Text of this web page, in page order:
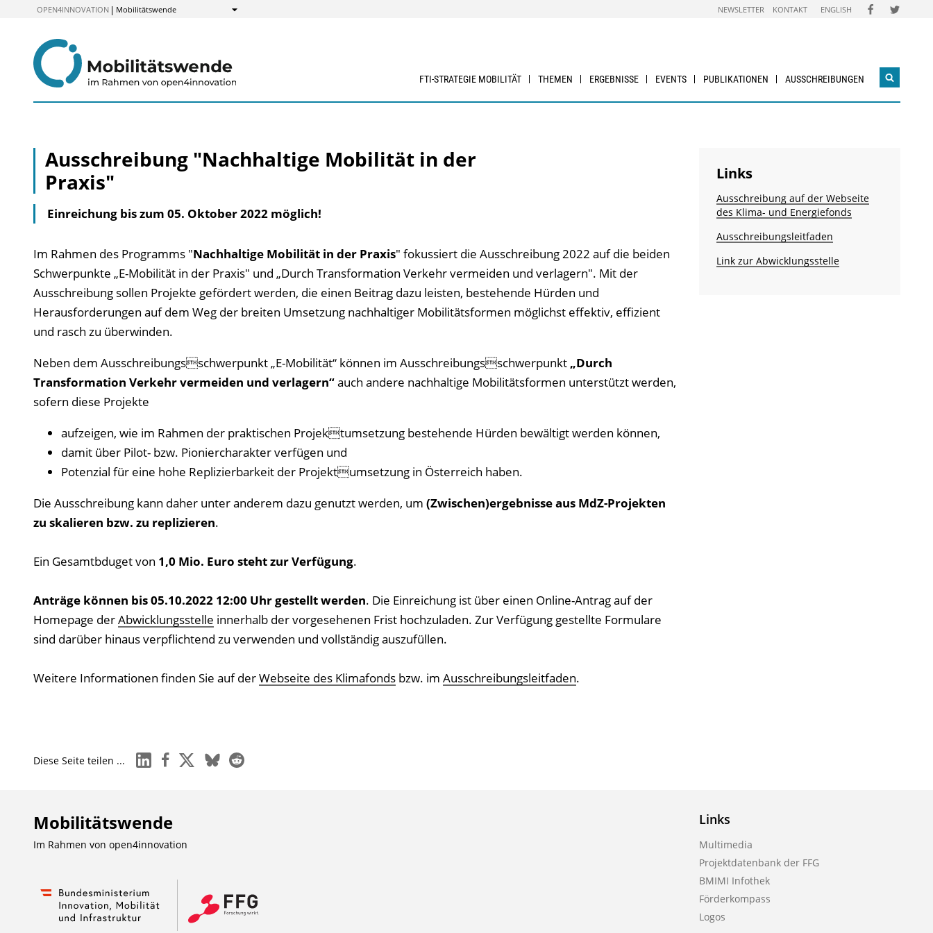
OPEN4INNOVATION Mobilitätswende
Anzeigen
NEWSLETTER KONTAKT ENGLISH FOLGEN
SIE
FOLGEN
SIE
FTI-STRATEGIE MOBILITÄT THEMEN ERGEBNISSE EVENTS PUBLIKATIONEN AUSSCHREIBUNGEN
Ausschreibung "Nachhaltige Mobilität in der
Praxis"
Einreichung bis zum 05. Oktober 2022 möglich!
Im Rahmen des Programms "Nachhaltige Mobilität in der Praxis" fokussiert die Ausschreibung 2022 auf die beiden
Schwerpunkte „E-Mobilität in der Praxis" und „Durch Transformation Verkehr vermeiden und verlagern". Mit der
Ausschreibung sollen Projekte gefördert werden, die einen Beitrag dazu leisten, bestehende Hürden und
Herausforderungen auf dem Weg der breiten Umsetzung nachhaltiger Mobilitätsformen möglichst effektiv, effizient
und rasch zu überwinden.
Neben dem Ausschreibungsschwerpunkt „E-Mobilität“ können im Ausschreibungsschwerpunkt „Durch
Transformation Verkehr vermeiden und verlagern“auch andere nachhaltige Mobilitätsformen unterstützt werden,
sofern diese Projekte
aufzeigen, wie im Rahmen der praktischen Projektumsetzung bestehende Hürden bewältigt werden können,
damit über Pilot- bzw. Pioniercharakter verfügen und
Potenzial für eine hohe Replizierbarkeit der Projektumsetzung in Österreich haben.
Die Ausschreibung kann daher unter anderem dazu genutzt werden, um (Zwischen)ergebnisse aus MdZ-Projekten
zu skalieren bzw. zu replizieren.
Ein Gesamtbduget von 1,0 Mio. Euro steht zur Verfügung.
Anträge können bis 05.10.2022 12:00 Uhr gestellt werden. Die Einreichung ist über einen Online-Antrag auf der
Homepage derAbwicklungsstelle innerhalb der vorgesehenen Frist hochzuladen. Zur Verfügung gestellte Formulare
sind darüber hinaus verpflichtend zu verwenden und vollständig auszufüllen.
Weitere Informationen finden Sie auf derWebseite des Klimafondsbzw. im Ausschreibungsleitfaden.
Links
Ausschreibung auf der Webseite
des Klima- und Energiefonds
Ausschreibungsleitfaden
Link zur Abwicklungsstelle
Diese Seite teilen ... linkedinfacebook
x blueskyreddit
Mobilitätswende
Im Rahmen von open4innovation
Links
Multimedia
Projektdatenbank der FFG
BMIMI Infothek
Förderkompass
Logos